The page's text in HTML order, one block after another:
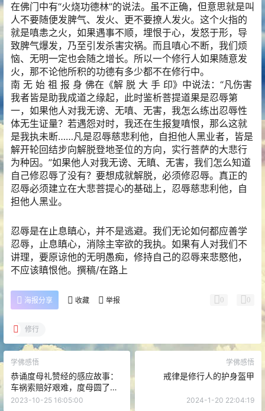
在佛门中有“火烧功德林”的说法。虽不正确，但意思就是叫
人不要随便发脾气、发火、更不要撩人发火。这个火指的
就是嗔恚之火，如果遇事不顺，埋恨于心，发怒于形，导
致脾气爆发，乃至引发杀害灾祸。而且嗔心不断，我们烦
恼、无明一定也会随之增长。所以一个修行人如果随意发
火，那不论他所积的功德有多少都不在修行中。
南 无 始 祖 报 身 佛在《解 脱 大 手 印》中说法：“凡伤害
我者皆是助我成道之缘起，此时鉴析菩提道果是忍辱第
一，如果他人对我无谤、无嗔、无害，我怎么练出忍辱性
体无生证量？ 若遇怨对时，我还在生报复嗔恨，那么这就
是我执未断……凡是忍辱慈悲利他，自担他人黑业者，皆是
解开轮回结步向解脱登地圣位的方向，实行菩萨的大悲行
为种因。”如果他人对我无谤、无瞋、无害，我们怎么知道
自己修忍辱了没有？要想成就解脱，必须修忍辱。真正的
忍辱必须建立在大悲菩提心的基础上，忍辱慈悲利他，自
担他人黑业。
忍辱是在止息瞋心，并不是逃避。我们无论如何都应善学
忍辱，止息瞋心，消除主宰欲的我执。如果有人对我们不
讲理，要原谅他的无明愚痴，修持自己的忍辱来悲愍他，
不应该瞋恨他。撰稿/在路上
海报分享 收藏 举报 0 0
修行
学佛感悟
恭诵度母礼赞经的感应故事：
车祸索赔好艰难，度母圆了我
所求
2023-10-25 16:05:00
学佛感悟
戒律是修行人的护身盔甲
2024-1-20 22:04:19